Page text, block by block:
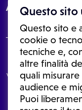
Questo sito
Questo sito e
cookie o
tecniche e,
altre finalità
quali
audience e
Puoi
About
Le informazioni
In nessun caso,
visita o una diagnosi
le informazioni
una diagnosi, la
sospensione di un